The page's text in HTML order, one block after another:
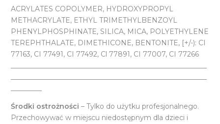
ACRYLATES COPOLYMER, HYDROXYPROPYL
METHACRYLATE, ETHYL TRIMETHYLBENZOYL
PHENYLPHOSPHINATE, SILICA, MICA, POLYETHYLENE
TEREPHTHALATE, DIMETHICONE, BENTONITE, [+/-): CI
77163, CI 77491, CI 77492, Cl 77891, CI 77007, CI 77266
Środki ostrożności – Tylko do użytku profesjonalnego.
Przechowywać w miejscu niedostępnym dla dzieci i